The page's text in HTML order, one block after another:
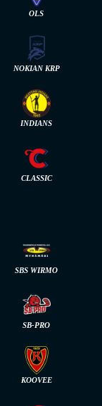
OLS
NOKIAN KRP
INDIANS
CLASSIC
SBS WIRMO
SB-PRO
KOOVEE